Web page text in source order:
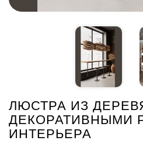
ЛЮСТРА ИЗ
ДЕКОРАТИВНЫМИ
ИНТЕРЬЕРА